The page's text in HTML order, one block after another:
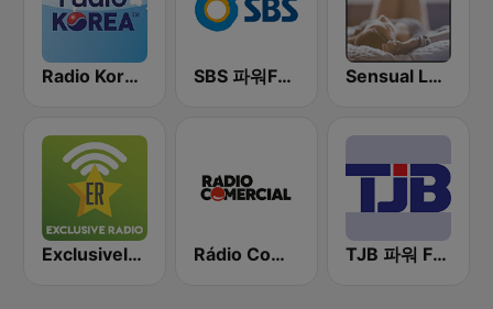
Radio Korea 1540 AM SBS 파워FM-SBS 라디오 Sensual Lounge
Exclusively Michael Jackson Rádio Comercial TJB 파워 FM (POWER FM)